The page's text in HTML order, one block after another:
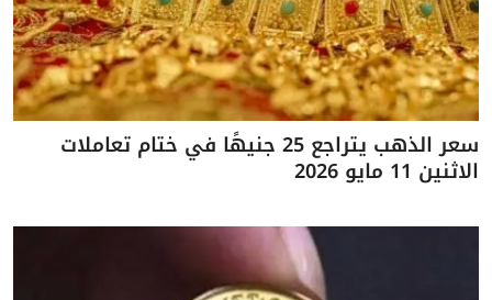
سعر الذهب يتراجع 25 جنيهًا في ختام تعاملات
الاثنين 11 مايو 2026